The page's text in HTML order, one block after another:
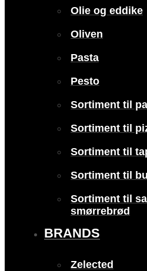
Olie og eddike
Oliven
Pasta
Pesto
Sortiment til
Sortiment til
Sortiment til
Sortiment til
Sortiment til
smørrebrød
BRANDS
Zelected